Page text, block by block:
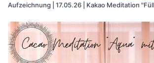
Aufzeichnung | 17.05.26 | Kakao Meditation